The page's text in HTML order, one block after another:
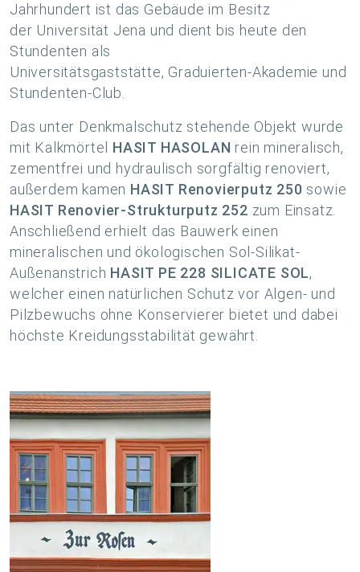
Jahrhundert ist das Gebäude im Besitz
der Universität Jena und dient bis heute den
Stundenten als
Universitätsgaststätte, Graduierten-Akademie und
Stundenten-Club.
Das unter Denkmalschutz stehende Objekt wurde
mit Kalkmörtel HASIT HASOLAN rein mineralisch,
zementfrei und hydraulisch sorgfältig renoviert,
außerdem kamen HASIT Renovierputz 250 sowie
HASIT Renovier-Strukturputz 252 zum Einsatz.
Anschließend erhielt das Bauwerk einen
mineralischen und ökologischen Sol-Silikat-
Außenanstrich HASIT PE 228 SILICATE SOL,
welcher einen natürlichen Schutz vor Algen- und
Pilzbewuchs ohne Konservierer bietet und dabei
höchste Kreidungsstabilität gewährt.